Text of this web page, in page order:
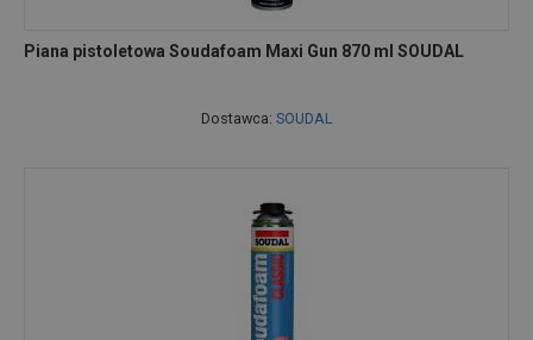
Piana pistoletowa Soudafoam Maxi Gun 870 ml SOUDAL
Dostawca: SOUDAL